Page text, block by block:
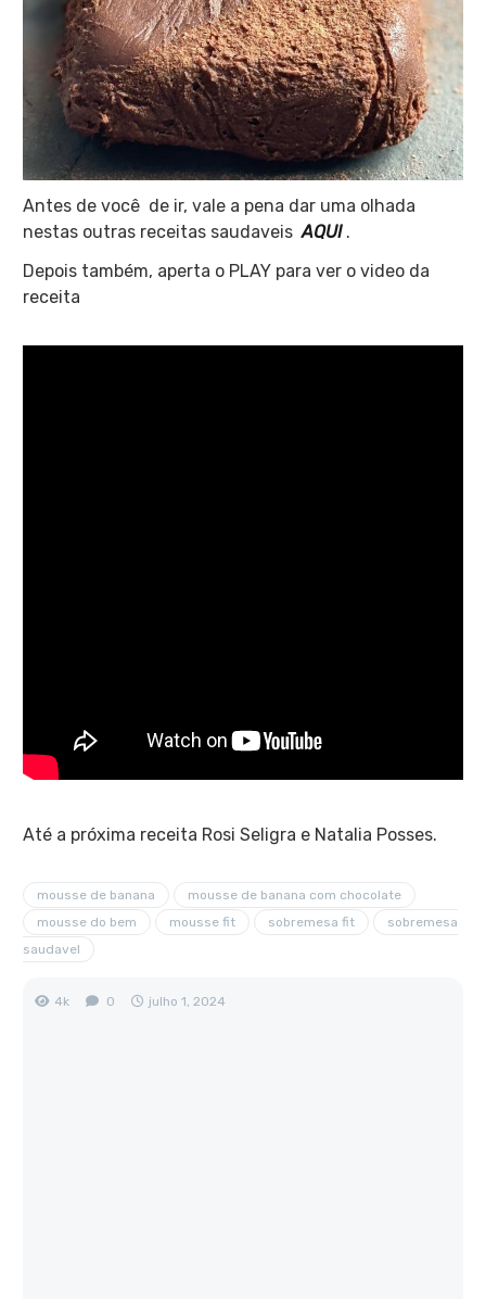
Antes de você de ir, vale a pena dar uma olhada
nestas outras receitas saudaveisAQUI .
Depois também, aperta o PLAY para ver o video da
receita
Até a próxima receita Rosi Seligra e Natalia Posses.
mousse de banana
mousse de banana com chocolate
mousse do bem
mousse fit sobremesa fit
sobremesa
saudavel
4k 0 julho 1, 2024